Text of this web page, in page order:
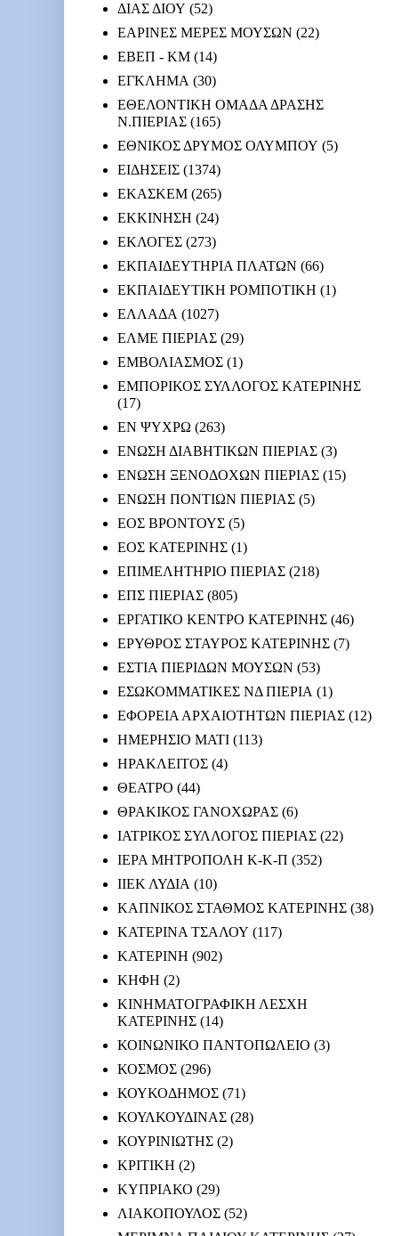
ΔΙΑΣ ΔΙΟΥ (52)
ΕΑΡΙΝΕΣ ΜΕΡΕΣ ΜΟΥΣΩΝ (22)
ΕΒΕΠ - ΚΜ (14)
ΕΓΚΛΗΜΑ (30)
ΕΘΕΛΟΝΤΙΚΗ ΟΜΑΔΑ ΔΡΑΣΗΣ
Ν.ΠΙΕΡΙΑΣ (165)
ΕΘΝΙΚΟΣ ΔΡΥΜΟΣ ΟΛΥΜΠΟΥ (5)
ΕΙΔΗΣΕΙΣ (1374)
ΕΚΑΣΚΕΜ (265)
ΕΚΚΙΝΗΣΗ (24)
ΕΚΛΟΓΕΣ (273)
ΕΚΠΑΙΔΕΥΤΗΡΙΑ ΠΛΑΤΩΝ (66)
ΕΚΠΑΙΔΕΥΤΙΚΗ ΡΟΜΠΟΤΙΚΗ (1)
ΕΛΛΑΔΑ (1027)
ΕΛΜΕ ΠΙΕΡΙΑΣ (29)
ΕΜΒΟΛΙΑΣΜΟΣ (1)
ΕΜΠΟΡΙΚΟΣ ΣΥΛΛΟΓΟΣ ΚΑΤΕΡΙΝΗΣ
(17)
ΕΝ ΨΥΧΡΩ (263)
ΕΝΩΣΗ ΔΙΑΒΗΤΙΚΩΝ ΠΙΕΡΙΑΣ (3)
ΕΝΩΣΗ ΞΕΝΟΔΟΧΩΝ ΠΙΕΡΙΑΣ (15)
ΕΝΩΣΗ ΠΟΝΤΙΩΝ ΠΙΕΡΙΑΣ (5)
ΕΟΣ ΒΡΟΝΤΟΥΣ (5)
ΕΟΣ ΚΑΤΕΡΙΝΗΣ (1)
ΕΠΙΜΕΛΗΤΗΡΙΟ ΠΙΕΡΙΑΣ (218)
ΕΠΣ ΠΙΕΡΙΑΣ (805)
ΕΡΓΑΤΙΚΟ ΚΕΝΤΡΟ ΚΑΤΕΡΙΝΗΣ (46)
ΕΡΥΘΡΟΣ ΣΤΑΥΡΟΣ ΚΑΤΕΡΙΝΗΣ (7)
ΕΣΤΙΑ ΠΙΕΡΙΔΩΝ ΜΟΥΣΩΝ (53)
ΕΣΩΚΟΜΜΑΤΙΚΕΣ ΝΔ ΠΙΕΡΙΑ (1)
ΕΦΟΡΕΙΑ ΑΡΧΑΙΟΤΗΤΩΝ ΠΙΕΡΙΑΣ (12)
ΗΜΕΡΗΣΙΟ ΜΑΤΙ (113)
ΗΡΑΚΛΕΙΤΟΣ (4)
ΘΕΑΤΡΟ (44)
ΘΡΑΚΙΚΟΣ ΓΑΝΟΧΩΡΑΣ (6)
ΙΑΤΡΙΚΟΣ ΣΥΛΛΟΓΟΣ ΠΙΕΡΙΑΣ (22)
ΙΕΡΑ ΜΗΤΡΟΠΟΛΗ Κ-Κ-Π (352)
ΙΙΕΚ ΛΥΔΙΑ (10)
ΚΑΠΝΙΚΟΣ ΣΤΑΘΜΟΣ ΚΑΤΕΡΙΝΗΣ (38)
ΚΑΤΕΡΙΝΑ ΤΣΑΛΟΥ (117)
ΚΑΤΕΡΙΝΗ (902)
ΚΗΦΗ (2)
ΚΙΝΗΜΑΤΟΓΡΑΦΙΚΗ ΛΕΣΧΗ
ΚΑΤΕΡΙΝΗΣ (14)
ΚΟΙΝΩΝΙΚΟ ΠΑΝΤΟΠΩΛΕΙΟ (3)
ΚΟΣΜΟΣ (296)
ΚΟΥΚΟΔΗΜΟΣ (71)
ΚΟΥΛΚΟΥΔΙΝΑΣ (28)
ΚΟΥΡΙΝΙΩΤΗΣ (2)
ΚΡΙΤΙΚΗ (2)
ΚΥΠΡΙΑΚΟ (29)
ΛΙΑΚΟΠΟΥΛΟΣ (52)